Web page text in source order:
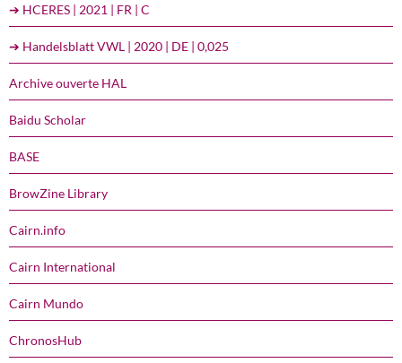
➔ HCERES | 2021 | FR | C
➔ Handelsblatt VWL | 2020 | DE | 0,025
Archive ouverte HAL
Baidu Scholar
BASE
BrowZine Library
Cairn.info
Cairn International
Cairn Mundo
ChronosHub